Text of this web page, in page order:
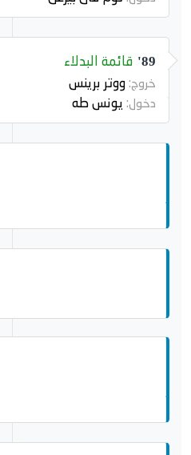
89' قائمة البدلاء
خروج:ووتر برينس
دخول: يونس طه